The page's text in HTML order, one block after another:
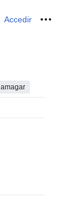
Accedir
amagar